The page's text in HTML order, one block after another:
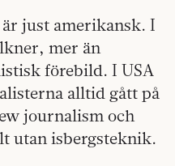
just amerikansk. I
mer än
förebild. I USA
alltid gått på
journalism och
utan isbergsteknik.